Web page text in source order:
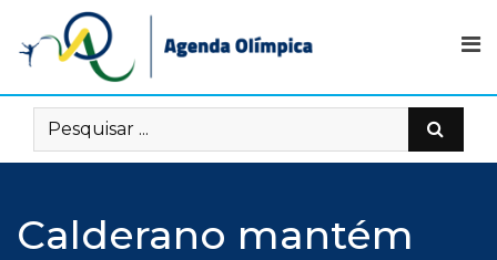
content
Calderano mantém